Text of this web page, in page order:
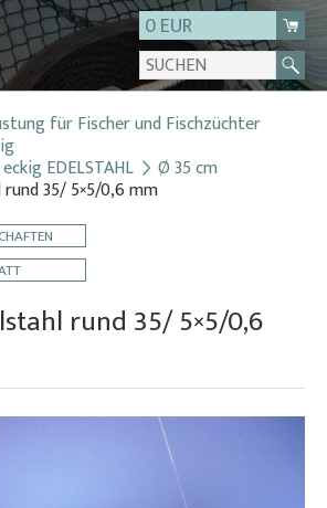
0 EUR
für Fischer und Fischzüchter
EDELSTAHL Ø 35 cm
35/ 5×5/0,6 mm
rund 35/ 5×5/0,6